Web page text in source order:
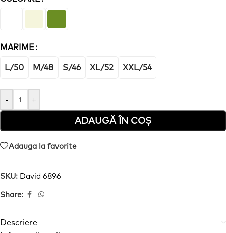
MARIME
L/50 M/48 S/46 XL/52 XXL/54
- +
ADAUGĂ ÎN COȘ
Adauga la favorite
SKU: David 6896
Share:
Descriere